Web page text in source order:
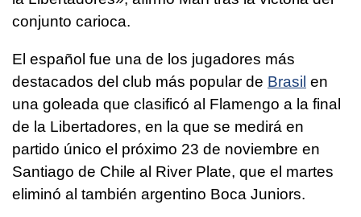
conjunto carioca.
El español fue una de los jugadores más
destacados del club más popular de Brasil en
una goleada que clasificó al Flamengo a la final
de la Libertadores, en la que se medirá en
partido único el próximo 23 de noviembre en
Santiago de Chile al River Plate, que el martes
eliminó al también argentino Boca Juniors.